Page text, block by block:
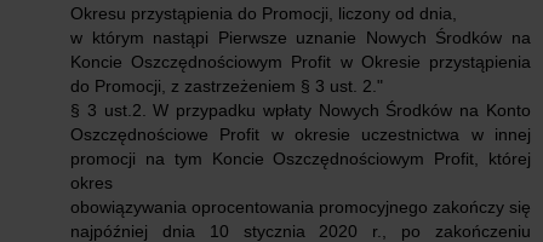
Okresu przystąpienia do Promocji, liczony od dnia,
w którym nastąpi Pierwsze uznanie Nowych Środków na
Koncie Oszczędnościowym Profit w Okresie przystąpienia
do Promocji, z zastrzeżeniem § 3 ust. 2."
§ 3 ust.2. W przypadku wpłaty Nowych Środków na Konto
Oszczędnościowe Profit w okresie uczestnictwa w innej
promocji na tym Koncie Oszczędnościowym Profit, której
okres
obowiązywania oprocentowania promocyjnego zakończy się
najpóźniej dnia 10 stycznia 2020 r., po zakończeniu